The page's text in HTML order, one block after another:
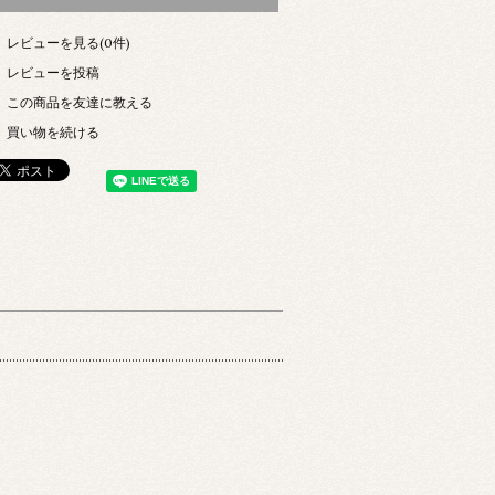
レビューを見る(0件)
レビューを投稿
この商品を友達に教える
買い物を続ける